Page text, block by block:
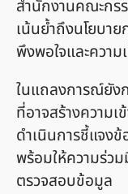
สำนักงานคณะกร
เน้นย้ำถึงนโยบา
พึงพอใจและควา
ในแถลงการณ์ยัง
ที่อาจสร้างความ
ดำเนินการชี้แจงข้
พร้อมให้ความร่ว
ตรวจสอบข้อมูล